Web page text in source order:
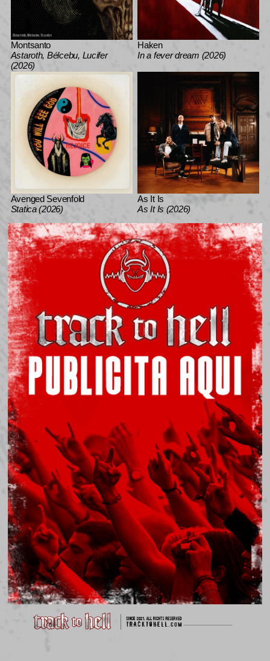
Montsanto
Astaroth, Bélcebu, Lucifer
(2026)
Haken
In a fever dream (2026)
Avenged Sevenfold
Statica (2026)
As It Is
As It Is (2026)